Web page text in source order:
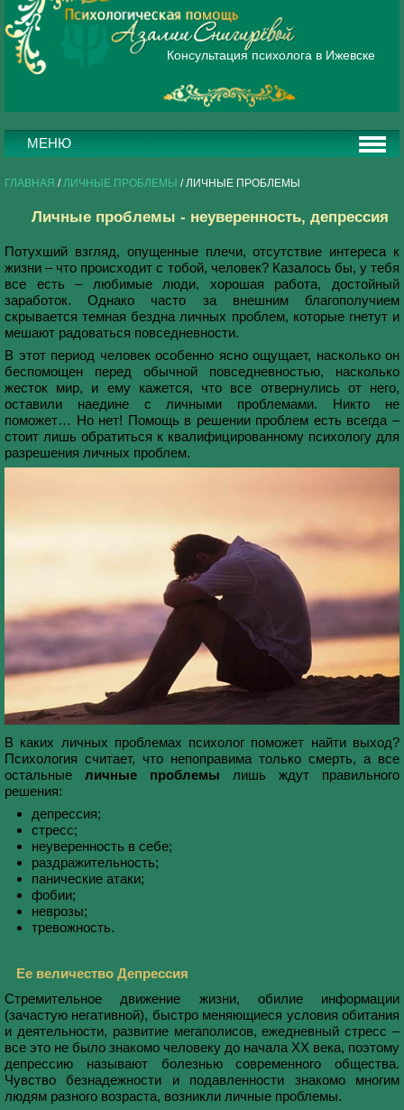
Консультация психолога в Ижевске
МЕНЮ
ГЛАВНАЯ / ЛИЧНЫЕ ПРОБЛЕМЫ / ЛИЧНЫЕ ПРОБЛЕМЫ
Личные проблемы - неуверенность, депрессия
Потухший взгляд, опущенные плечи, отсутствие интереса к
жизни – что происходит с тобой, человек? Казалось бы, у тебя
все есть – любимые люди, хорошая работа, достойный
заработок. Однако часто за внешним благополучием
скрывается темная бездна личных проблем, которые гнетут и
мешают радоваться повседневности.
В этот период человек особенно ясно ощущает, насколько он
беспомощен перед обычной повседневностью, насколько
жесток мир, и ему кажется, что все отвернулись от него,
оставили наедине с личными проблемами. Никто не
поможет… Но нет! Помощь в решении проблем есть всегда –
стоит лишь обратиться к квалифицированному психологу для
разрешения личных проблем.
В каких личных проблемах психолог поможет найти выход?
Психология считает, что непоправима только смерть, а все
остальные личные проблемы лишь ждут правильного
решения:
депрессия;
стресс;
неуверенность в себе;
раздражительность;
панические атаки;
фобии;
неврозы;
тревожность.
Ее величество Депрессия
Стремительное движение жизни, обилие информации
(зачастую негативной), быстро меняющиеся условия обитания
и деятельности, развитие мегаполисов, ежедневный стресс –
все это не было знакомо человеку до начала ХХ века, поэтому
депрессию называют болезнью современного общества.
Чувство безнадежности и подавленности знакомо многим
людям разного возраста, возникли личные проблемы.